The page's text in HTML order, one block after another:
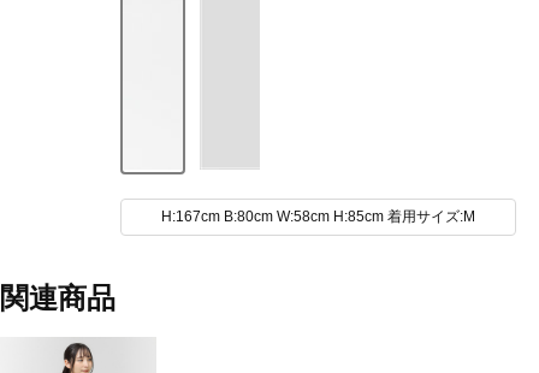
H:167cm B:80cm W:58cm H:85cm 着用サイズ:M
関連商品